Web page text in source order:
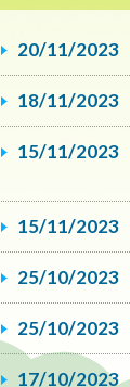
20/11/2023
18/11/2023
15/11/2023
15/11/2023
25/10/2023
25/10/2023
17/10/2023